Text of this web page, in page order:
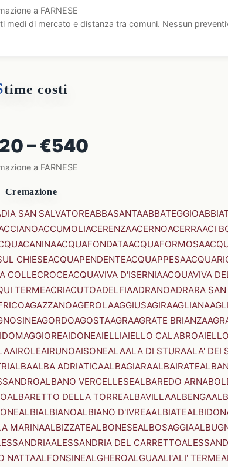
a FARNESE
medi di mercato e distanza tra comuni. Nessun
time costi
– €540
a FARNESE
Cremazione
SAN SALVATOREABBASANTAABBATEGGIO
ACCUMOLIACERENZAACERNOACERRAACI
ACQUAFONDATAACQUAFORMOSA
CHIESEACQUAPENDENTEACQUAPPESA
COLLECROCEACQUAVIVA D'ISERNIAACQUAVIVA
TERMEACRIACUTOADELFIAADRANOADRARA
AGAZZANOAGEROLAAGGIUSAGIRAAGLIANA
AGORDOAGOSTAAGRAAGRATE BRIANZA
AIDONEAIELLIAIELLO CALABRO
AIROLEAIRUNOAISONEALAALA DI STURAALA' DEI
ALBAALBA ADRIATICAALBAGIARAALBAIRATE
ALBANO VERCELLESEALBAREDO
ALBARETTO DELLA TORREALBAVILLAALBENGA
ALBIALBIANOALBIANO D'IVREAALBIATE
MARINAALBIZZATEALBONESEALBOSAGGIA
ALESSANDRIA DEL CARRETTO
NATTAALFONSINEALGHEROALGUAALI'ALI' TERME